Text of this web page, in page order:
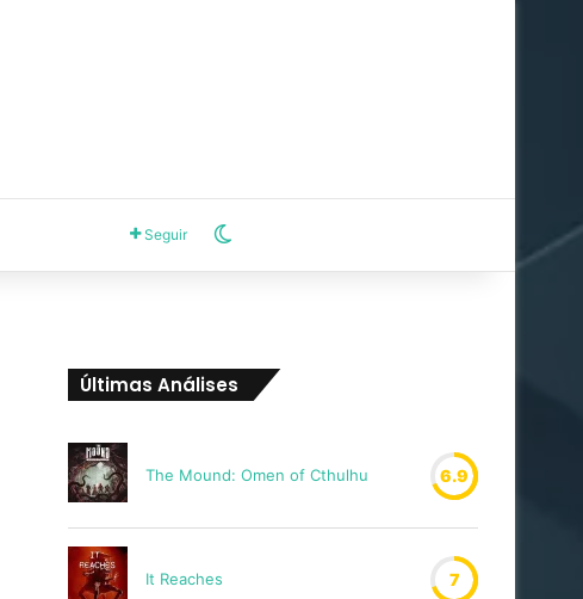
Seguir
Últimas Análises
The Mound: Omen of Cthulhu 6.9
It Reaches 7